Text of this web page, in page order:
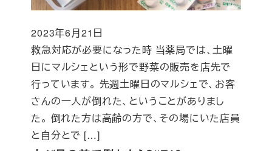
救急対応が必要になった時 当薬局では、土曜
日にマルシェという形で野菜の販売を店先で
行っています。 先週土曜日のマルシェで、お客
さんの一人が倒れた、ということがありまし
た。 倒れた方は高齢の方で、その場にいた店員
と自分とで […]
投稿日
2023年6月21日